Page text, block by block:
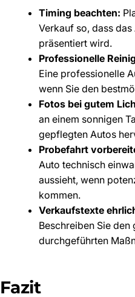
Timing beachten:
Verkauf so, dass
präsentiert wird.
Professionelle
Eine professionelle
wenn Sie den
Fotos bei gutem
an einem sonnigen
gepflegten Autos
Probefahrt
Auto technisch
aussieht, wenn
kommen.
Verkaufstexte
Beschreiben Sie
durchgeführten
Fazit